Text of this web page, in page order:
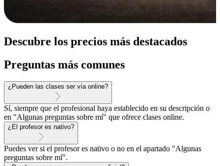
Descubre los precios más destacados
Preguntas más comunes
¿Pueden las clases ser vía online?
Sí, siempre que el profesional haya establecido en su descripción o
en "Algunas preguntas sobre mí" que ofrece clases online.
¿El profesor es nativo?
Puedes ver si el profesor es nativo o no en el apartado "Algunas
preguntas sobre mí".